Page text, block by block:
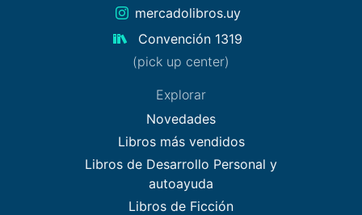
mercadolibros.uy
Convención 1319
(pick up center)
Explorar
Novedades
Libros más vendidos
Libros de Desarrollo Personal y
autoayuda
Libros de Ficción